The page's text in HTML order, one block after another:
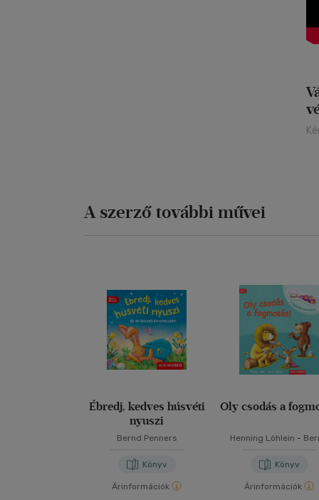
A szerző további művei
Ébredj, kedves húsvéti
nyuszi
Bernd Penners
Könyv
Árinformációk
Oly csodás a
Henning Löhlein -
Könyv
Árinformációk